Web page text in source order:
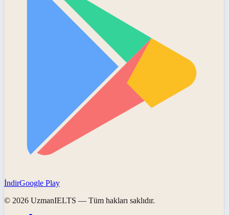
İndirGoogle Play
© 2026 UzmanIELTS — Tüm hakları saklıdır.